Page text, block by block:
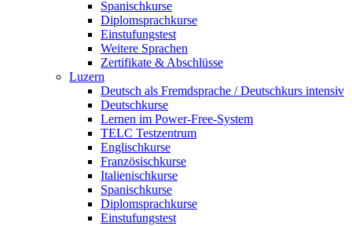
Spanischkurse
Diplomsprachkurse
Einstufungstest
Weitere Sprachen
Zertifikate & Abschlüsse
Luzern
Deutsch als Fremdsprache / Deutschkurs intensiv
Deutschkurse
Lernen im Power-Free-System
TELC Testzentrum
Englischkurse
Französischkurse
Italienischkurse
Spanischkurse
Diplomsprachkurse
Einstufungstest